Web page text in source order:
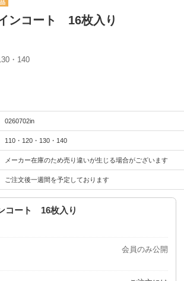
ンコート 16枚入り
・140
0260702in
110・120・130・140
メーカー在庫のため売り違いが生じる場合がございます
ご注文後一週間を予定しております
コート 16枚入り
会員のみ公開